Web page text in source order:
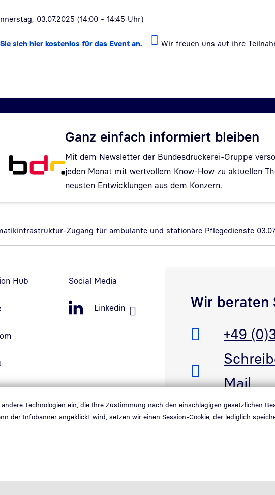
Technologien ein, die Ihre Zustimmung nach den einschlägigen gesetzlichen
der Infobanner angeklickt wird, setzen wir einen Session-Cookie, der lediglich
03.07.2025 (14:00 - 14:45 Uhr)
sich hier kostenlos für das Event an. Wir freuen uns auf ihre
Ganz einfach informiert bleiben
Mit dem Newsletter der Bundesdruckerei-Gruppe
jeden Monat mit wertvollem Know-How zu aktuellen
neusten Entwicklungen aus dem Konzern.
Zugang für ambulante und stationäre Pflegedienste
Hub Social Media
Linkedin
Wir beraten
Telefon:
+49
E-Mail:
Mail
Kontakt Hinweisgebersystem
Whistleblower system